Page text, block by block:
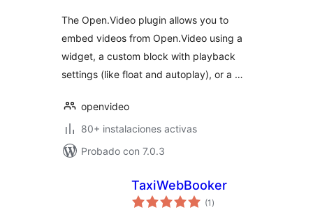
The Open.Video plugin allows you to
embed videos from Open.Video using a
widget, a custom block with playback
settings (like float and autoplay), or a …
openvideo
80+ instalaciones activas
Probado con 7.0.3
TaxiWebBooker
(1 valoraciones
en
)